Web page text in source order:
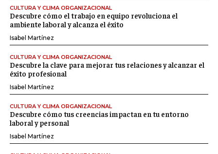
CULTURA Y CLIMA ORGANIZACIONAL
Descubre cómo el trabajo en equipo revoluciona el
ambiente laboral y alcanza el éxito
Isabel Martínez
CULTURA Y CLIMA ORGANIZACIONAL
Descubre la clave para mejorar tus relaciones y alcanzar el
éxito profesional
Isabel Martínez
CULTURA Y CLIMA ORGANIZACIONAL
Descubre cómo tus creencias impactan en tu entorno
laboral y personal
Isabel Martínez